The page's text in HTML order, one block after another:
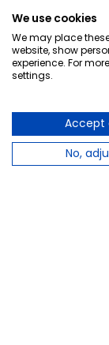
We use cookies
We may place
website, show
experience. For
settings.
Accept
No,